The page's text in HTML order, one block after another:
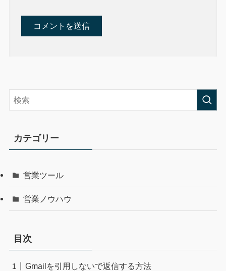
カテゴリー
営業ツール
営業ノウハウ
目次
Gmailを引用しないで返信する方法